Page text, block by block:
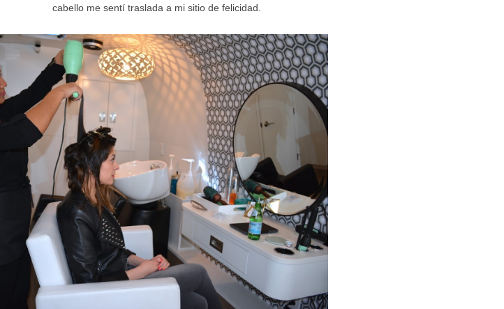
cabello me sentí traslada a mi sitio de felicidad.